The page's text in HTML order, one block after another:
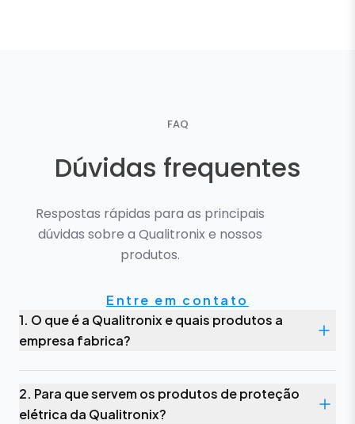
FAQ
Dúvidas frequentes
Respostas rápidas para as principais
dúvidas sobre a Qualitronix e nossos
produtos.
Entre em contato
1. O que é a Qualitronix e quais produtos a
empresa fabrica?
2. Para que servem os produtos de proteção
elétrica da Qualitronix?